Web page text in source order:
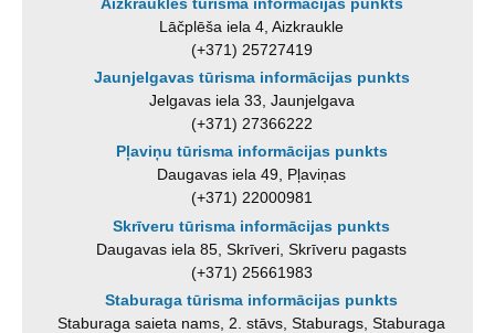
Lāčplēša iela 4, Aizkraukle
(+371) 25727419
Jaunjelgavas tūrisma informācijas punkts
Jelgavas iela 33, Jaunjelgava
(+371) 27366222
Pļaviņu tūrisma informācijas punkts
Daugavas iela 49, Pļaviņas
(+371) 22000981
Skrīveru tūrisma informācijas punkts
Daugavas iela 85, Skrīveri, Skrīveru pagasts
(+371) 25661983
Staburaga tūrisma informācijas punkts
Staburaga saieta nams, 2. stāvs, Staburags, Staburaga